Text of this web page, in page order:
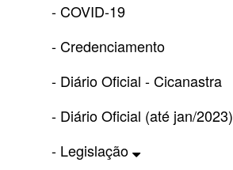
- COVID-19
- Credenciamento
- Diário Oficial - Cicanastra
- Diário Oficial (até jan/2023)
- Legislação